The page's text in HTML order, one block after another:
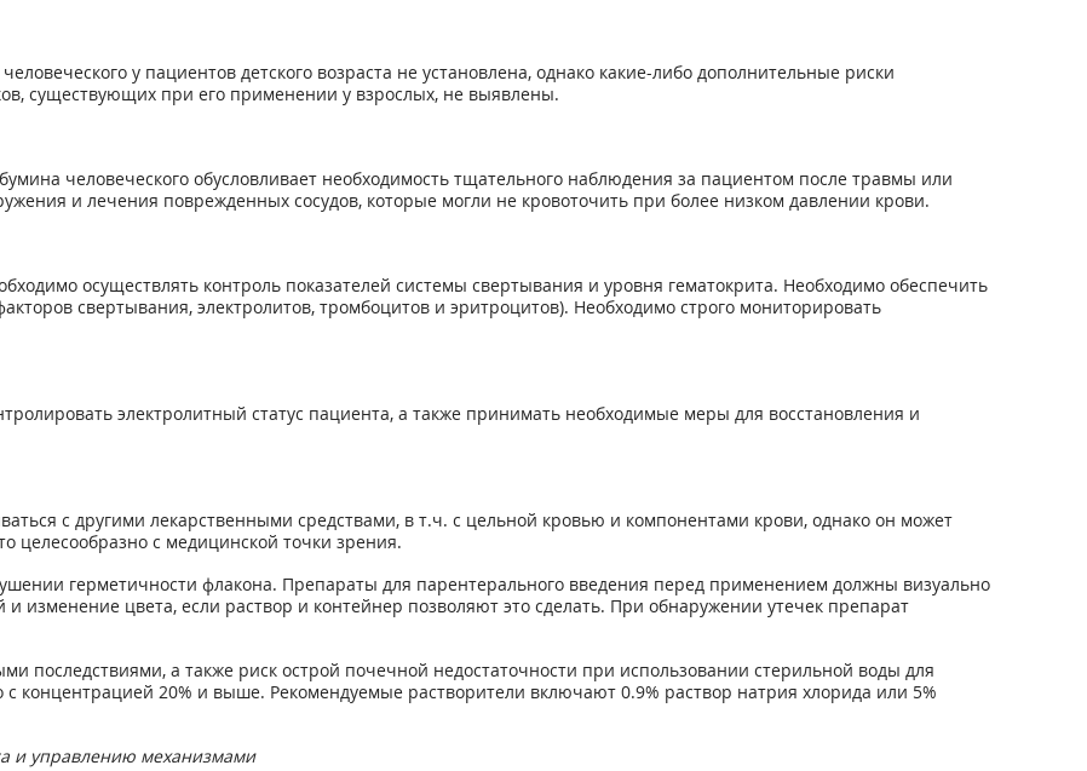
у пациентов детского возраста не установлена, однако какие-либо дополнительные риски
существующих при его применении у взрослых, не выявлены.
человечеcкого обусловливает необходимость тщательного наблюдения за пациентом после травмы или
и лечения поврежденных сосудов, которые могли не кровоточить при более низком давлении крови.
осуществлять контроль показателей системы свертывания и уровня гематокрита. Необходимо обеспечить
свертывания, электролитов, тромбоцитов и эритроцитов). Необходимо строго мониторировать
электролитный статус пациента, а также принимать необходимые меры для восстановления и
с другими лекарственными средствами, в т.ч. с цельной кровью и компонентами крови, однако он может
целесообразно с медицинской точки зрения.
герметичности флакона. Препараты для парентерального введения перед применением должны визуально
изменение цвета, если раствор и контейнер позволяют это сделать. При обнаружении утечек препарат
последствиями, а также риск острой почечной недостаточности при использовании стерильной воды для
концентрацией 20% и выше. Рекомендуемые растворители включают 0.9% раствор натрия хлорида или 5%
и управлению механизмами